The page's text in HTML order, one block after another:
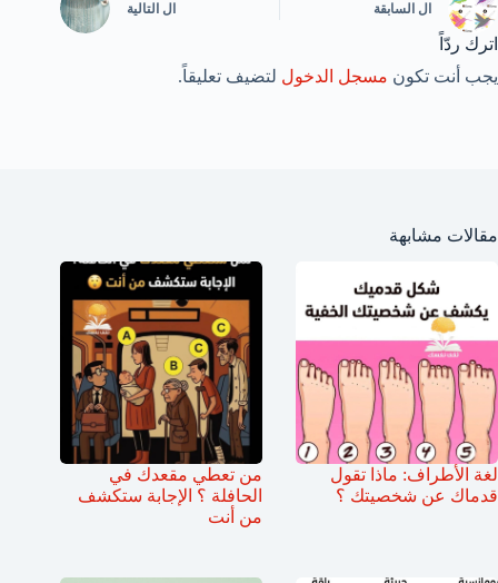
ال السابقة ال التالية
اترك ردّاً
يجب أنت تكون مسجل الدخول لتضيف تعليقاً.
مقالات مشابهة
لغة الأطراف: ماذا تقول
قدماك عن شخصيتك ؟
من تعطي مقعدك في
الحافلة ؟ الإجابة ستكشف
من أنت